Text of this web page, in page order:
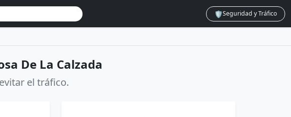
🛡️Seguridad y Tráfico
De La Calzada
el tráfico.